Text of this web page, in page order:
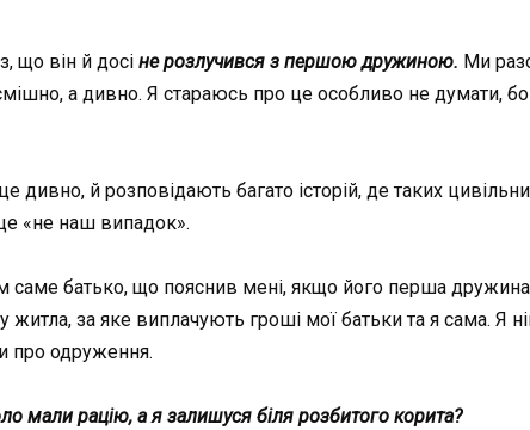
що він й досі не розлучився з першою дружиною. Ми
а дивно. Я стараюсь про це особливо не думати, бо
дивно, й розповідають багато історій, де таких
«не наш випадок».
саме батько, що пояснив мені, якщо його перша
за яке виплачують гроші мої батьки та я сама. Я
про одруження.
мали рацію, а я залишуся біля розбитого корита?